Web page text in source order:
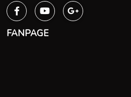
FANPAGE